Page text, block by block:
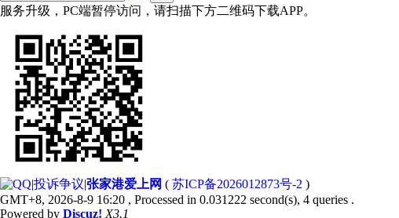
服务升级，PC端暂停访问，请扫描下方二维码下载APP。
|投诉争议|张家港爱上网 ( 苏ICP备2026012873号-2 )
GMT+8, 2026-8-9 16:20 , Processed in 0.031222 second(s), 4 queries .
Powered by Discuz! X3.1